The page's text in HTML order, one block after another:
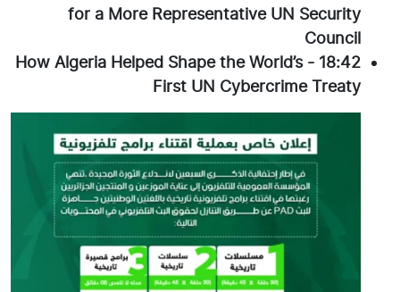
for a More Representative UN Security
Council
18:42
-
How Algeria Helped Shape the World’s
First UN Cybercrime Treaty